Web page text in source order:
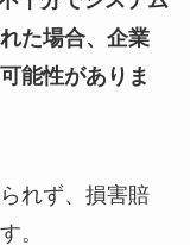
た場合、企業
能性がありま
れず、損害賠
。